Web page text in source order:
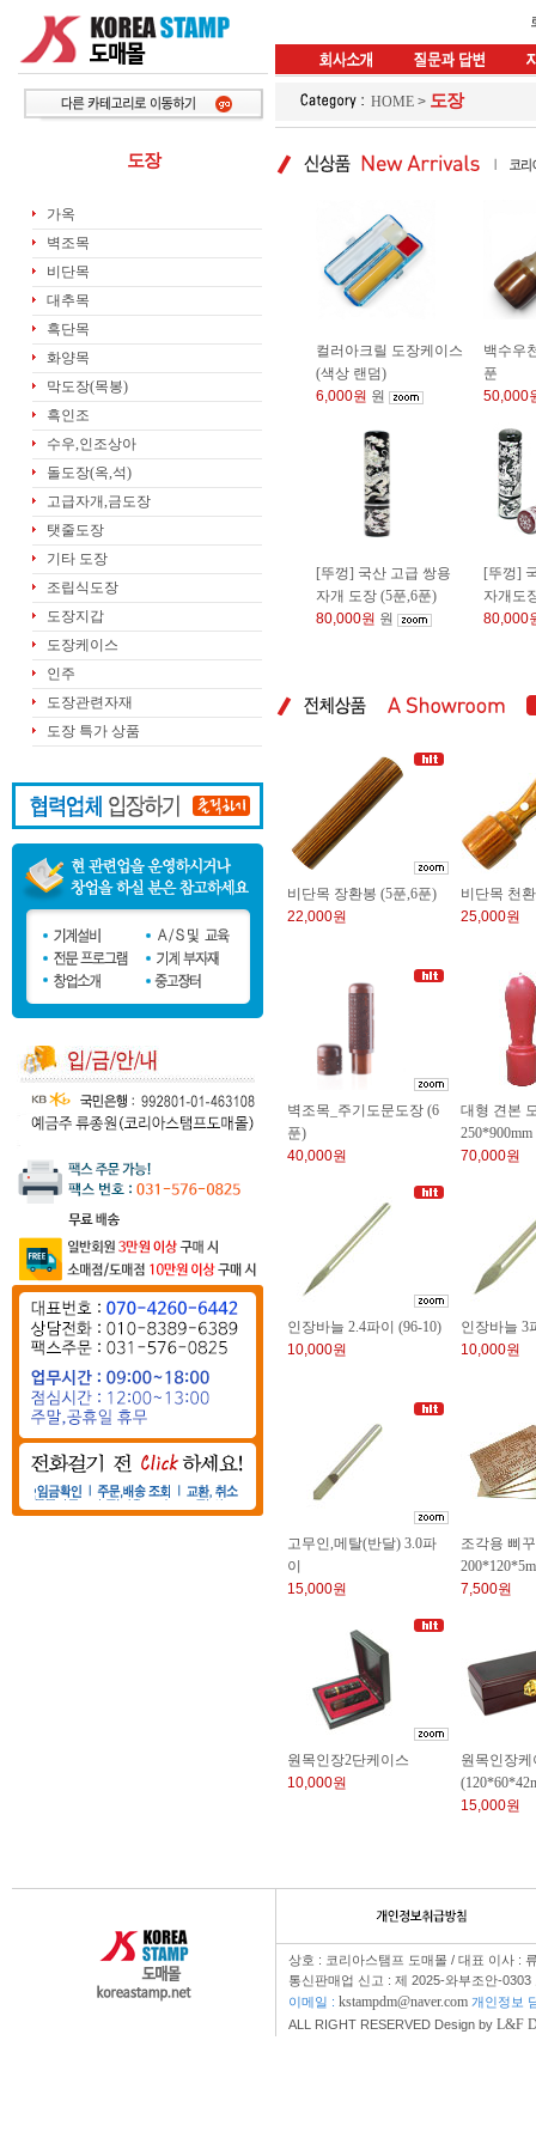
도장
가옥
벽조목
비단목
대추목
흑단목
화양목
막도장(목봉)
흑인조
수우,인조상아
돌도장(옥,석)
고급자개,금도장
탯줄도장
기타 도장
조립식도장
도장지갑
도장케이스
인주
도장관련자재
도장 특가 상품
HOME > 도장
컬러아크릴 도장케이스
(색상 랜덤)
6,000원 원
백수우
푼
50,000
[뚜껑] 국산 고급 쌍용
자개 도장 (5푼,6푼)
80,000원 원
[뚜껑]
자개도
80,000
비단목 장환봉 (5푼,6푼)
22,000원
비단목 천
25,000원
벽조목_주기도문도장 (6
푼)
40,000원
대형 견본
70,000원
인장바늘 2.4파이 (96-10)
10,000원
인장바늘 3
10,000원
고무인,메탈(반달) 3.0파
이
15,000원
조각용 삐
7,500원
원목인장2단케이스
10,000원
원목인장케
15,000원
상호 : 코리아스탬프 도매몰 / 대표 이사 :
통신판매업 신고 : 제 2025-와부조안-
이메일 : kstampdm@naver.com 개인정보
ALL RIGHT RESERVED Design by L&F